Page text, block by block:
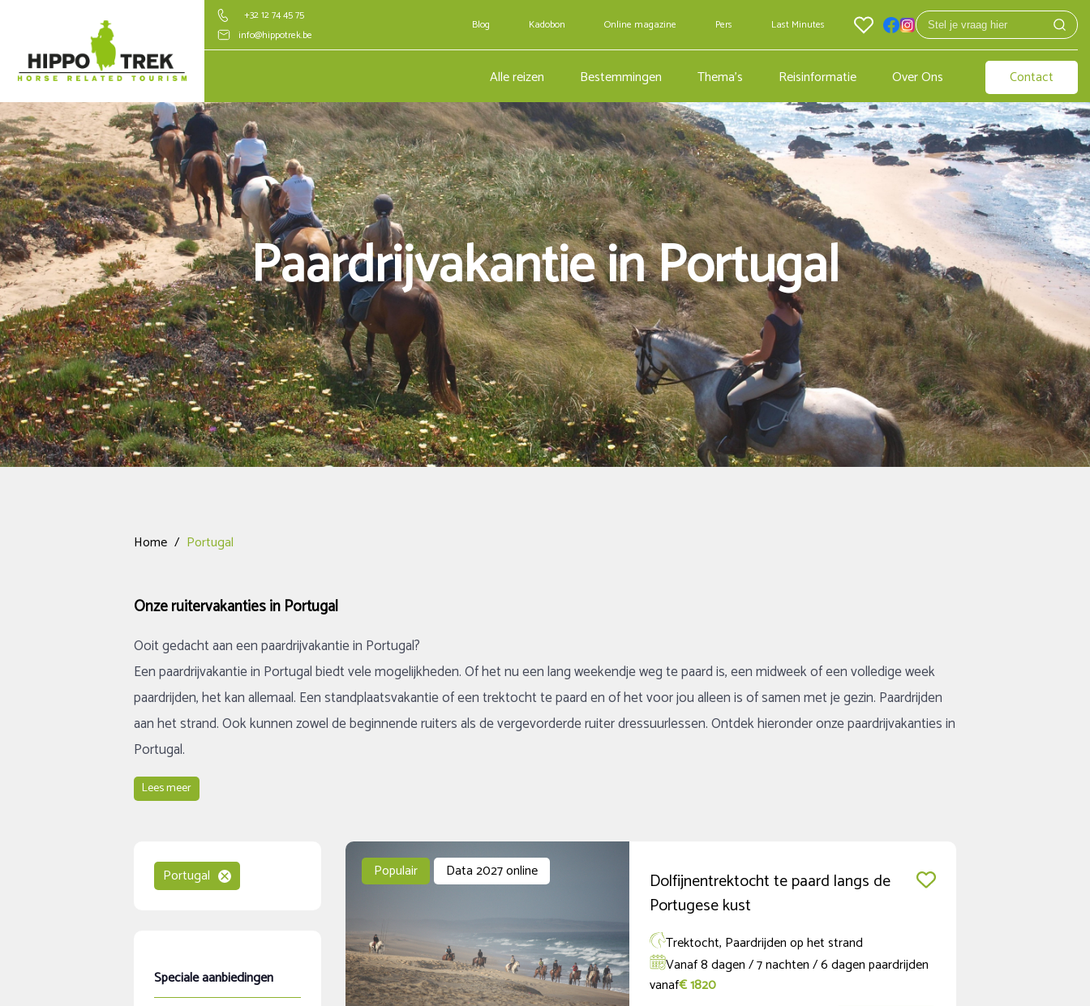
+32 12 74 45 75
info@hippotrek.be
Blog Kadobon Online magazine Pers Last Minutes
Alle reizen Bestemmingen Thema's Reisinformatie Over Ons Contact
Paardrijvakantie in Portugal
Home / Portugal
Onze ruitervakanties in Portugal
Ooit gedacht aan een paardrijvakantie in Portugal?
Een paardrijvakantie in Portugal biedt vele mogelijkheden. Of het nu een lang weekendje weg te paard is, een midweek of een volledige week
paardrijden, het kan allemaal. Een standplaatsvakantie of een trektocht te paard en of het voor jou alleen is of samen met je gezin. Paardrijden
aan het strand. Ook kunnen zowel de beginnende ruiters als de vergevorderde ruiter dressuurlessen. Ontdek hieronder onze paardrijvakanties in
Portugal.
Lees meer
Portugal
Speciale aanbiedingen
Populair Data 2027 online
Dolfijnentrektocht te paard langs de
Portugese kust
Trektocht, Paardrijden op het strand
Vanaf 8 dagen / 7 nachten / 6 dagen paardrijden
vanaf€ 1820